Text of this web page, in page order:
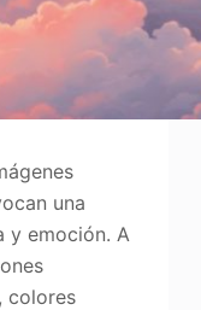
una
y emoción. A
colores